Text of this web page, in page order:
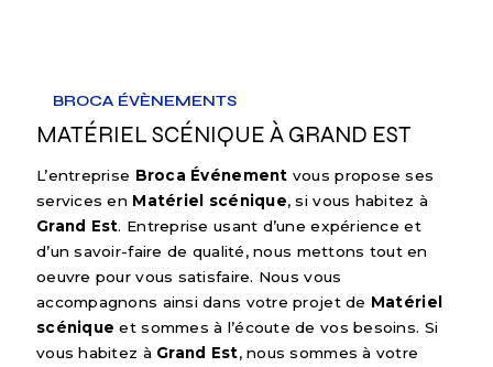
BROCA ÉVÈNEMENTS
MATÉRIEL SCÉNIQUE À GRAND EST
L’entreprise Broca Événement vous propose ses
services en Matériel scénique, si vous habitez à
Grand Est. Entreprise usant d’une expérience et
d’un savoir-faire de qualité, nous mettons tout en
oeuvre pour vous satisfaire. Nous vous
accompagnons ainsi dans votre projet de Matériel
scénique et sommes à l’écoute de vos besoins. Si
vous habitez à Grand Est, nous sommes à votre